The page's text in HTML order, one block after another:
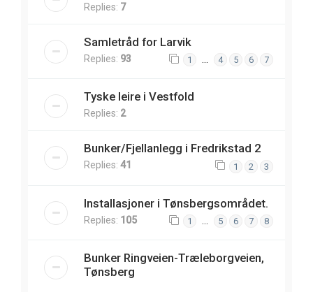
Replies: 7
Samletråd for Larvik
Replies: 93 1 … 4 5 6 7
Tyske leire i Vestfold
Replies: 2
Bunker/Fjellanlegg i Fredrikstad 2
Replies: 41 1 2 3
Installasjoner i Tønsbergsområdet.
Replies: 105 1 5 6 7 8
Bunker Ringveien-Træleborgveien,
Tønsberg